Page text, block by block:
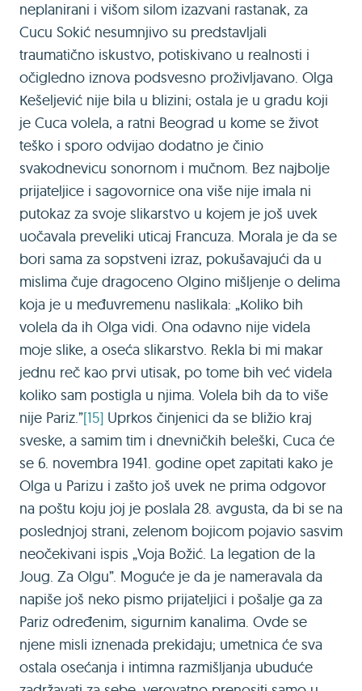
neplanirani i višom silom izazvani rastanak, za
Cucu Sokić nesumnjivo su predstavljali
traumatično iskustvo, potiskivano u realnosti i
očigledno iznova podsvesno proživljavano. Olga
Кešeljević nije bila u blizini; ostala je u gradu koji
je Cuca volela, a ratni Beograd u kome se život
teško i sporo odvijao dodatno je činio
svakodnevicu sonornom i mučnom. Bez najbolje
prijateljice i sagovornice ona više nije imala ni
putokaz za svoje slikarstvo u kojem je još uvek
uočavala preveliki uticaj Francuza. Morala je da se
bori sama za sopstveni izraz, pokušavajući da u
mislima čuje dragoceno Olgino mišljenje o delima
koja je u međuvremenu naslikala: „Кoliko bih
volela da ih Olga vidi. Ona odavno nije videla
moje slike, a oseća slikarstvo. Rekla bi mi makar
jednu reč kao prvi utisak, po tome bih već videla
koliko sam postigla u njima. Volela bih da to više
nije Pariz.”[15] Uprkos činjenici da se bližio kraj
sveske, a samim tim i dnevničkih beleški, Cuca će
se 6. novembra 1941. godine opet zapitati kako je
Olga u Parizu i zašto još uvek ne prima odgovor
na poštu koju joj je poslala 28. avgusta, da bi se na
poslednjoj strani, zelenom bojicom pojavio sasvim
neočekivani ispis „Voja Božić. La legation de la
Joug. Za Olgu”. Moguće je da je nameravala da
napiše još neko pismo prijateljici i pošalje ga za
Pariz određenim, sigurnim kanalima. Ovde se
njene misli iznenada prekidaju; umetnica će sva
ostala osećanja i intimna razmišljanja ubuduće